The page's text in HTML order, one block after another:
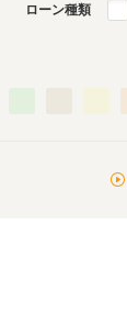
ローン種類